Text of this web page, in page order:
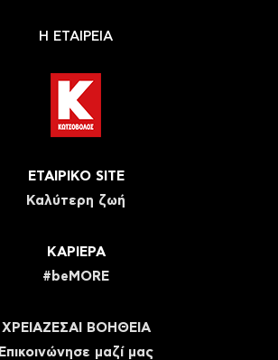
Η ΕΤΑΙΡΕΙΑ
ΕΤΑΙΡΙΚΟ SITE
Καλύτερη ζωή
ΚΑΡΙΕΡΑ
#beMORE
ΧΡΕΙΑΖΕΣΑΙ ΒΟΗΘΕΙΑ
Eπικοινώνησε μαζί μας